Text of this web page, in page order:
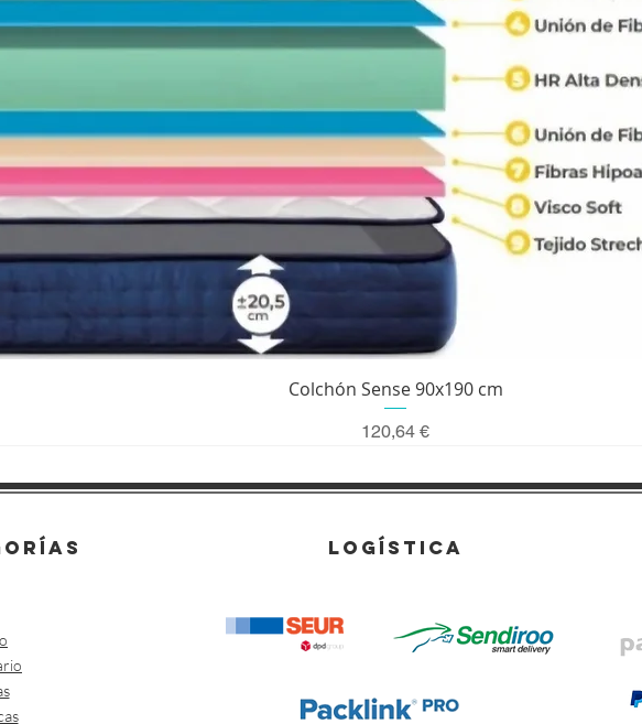
Vista rápida
Colchón Sense 90x190 cm
Precio
120,64 €
LOGÍSTICA